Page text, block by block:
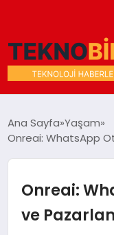
EĞITIM
EKONOMI
Ana Sayfa Yaşam
Onreai: WhatsApp
Onreai:
ve